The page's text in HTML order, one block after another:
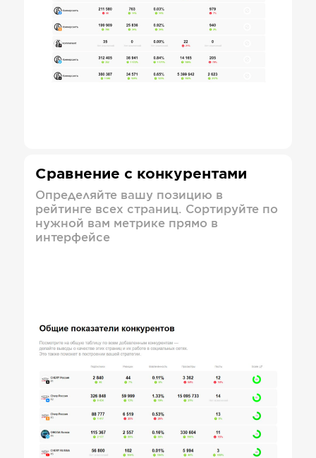
Сравнение с конкурентами
Определяйте вашу позицию в
рейтинге всех страниц. Сортируйте по
нужной вам метрике прямо в
интерфейсе